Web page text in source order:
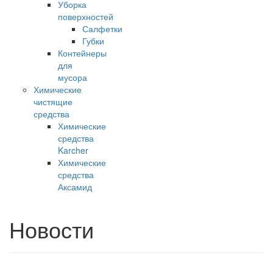
Уборка
поверхностей
Салфетки
Губки
Контейнеры
для
мусора
Химические
чистящие
средства
Химические
средства
Karcher
Химические
средства
Аксамид
Новости